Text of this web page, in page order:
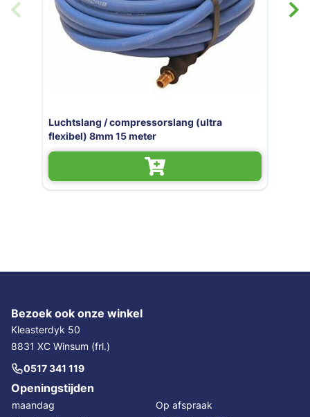
/ compressorslang (ultra
15 meter
Bezoek ook onze winkel
Kleasterdyk 50
8831 XC Winsum (frl.)
0517 341 119
Openingstijden
maandag
Op afspraak